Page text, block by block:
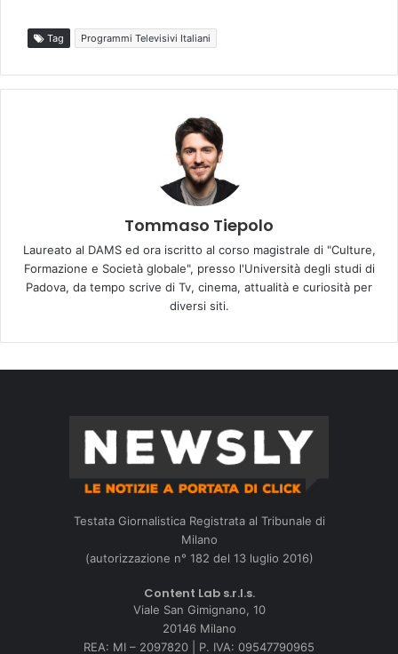
Tag Programmi Televisivi Italiani
Tommaso Tiepolo
Laureato al DAMS ed ora iscritto al corso magistrale di "Culture,
Formazione e Società globale", presso l'Università degli studi di
Padova, da tempo scrive di Tv, cinema, attualità e curiosità per
diversi siti.
Testata Giornalistica Registrata al Tribunale di
Milano
(autorizzazione n° 182 del 13 luglio 2016)
Content Lab s.r.l.s.
Viale San Gimignano, 10
20146 Milano
REA: MI – 2097820 | P. IVA: 09547790965